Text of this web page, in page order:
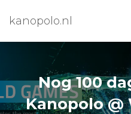
kanopolo.nl
Nog 100
Kanopolo @